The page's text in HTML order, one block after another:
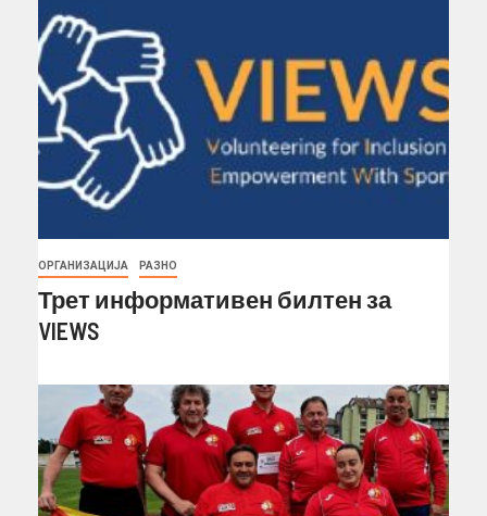
ОРГАНИЗАЦИЈА РАЗНО
Трет информативен билтен за
VIEWS